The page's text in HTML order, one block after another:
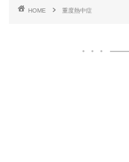
HOME 重度熱中症